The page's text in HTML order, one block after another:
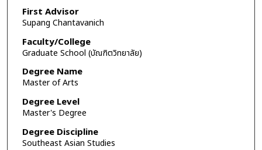
First Advisor
Supang Chantavanich
Faculty/College
Graduate School (บัณฑิตวิทยาลัย)
Degree Name
Master of Arts
Degree Level
Master's Degree
Degree Discipline
Southeast Asian Studies